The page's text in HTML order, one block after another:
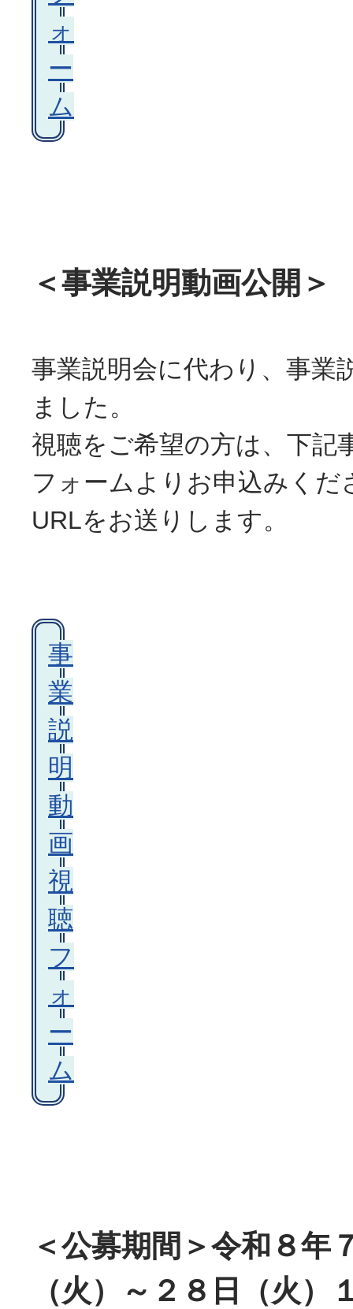
ォ
ー
ム
＜事業説明動画公開＞
事業説明会に代わり、事業
ました。
視聴をご希望の方は、下記
フォームよりお申込みくだ
URLをお送りします。
事
業
説
明
動
画
視
聴
フ
ォ
ー
ム
＜公募期間＞令和８年
（火）～２８日（火）